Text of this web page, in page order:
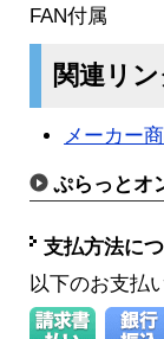
FAN付属
関連リン
メーカー
ぷらっとオ
支払方法に
以下のお支払